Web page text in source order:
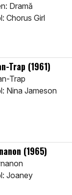
Dramă
Chorus Girl
Trap (1961)
Trap
Nina Jameson
(1965)
Joaney